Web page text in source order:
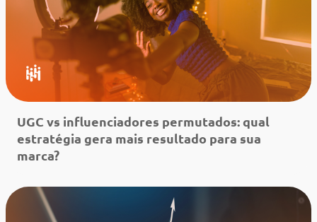
Leia mais
UGC vs influenciadores permutados: qual
estratégia gera mais resultado para sua
marca?